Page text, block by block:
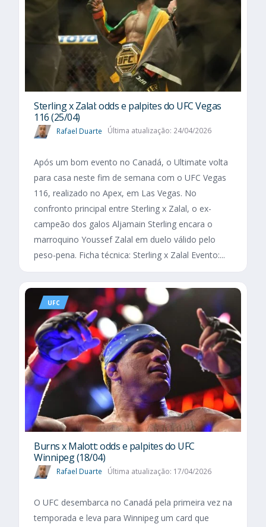
Sterling x Zalal: odds e palpites do UFC Vegas
116 (25/04)
Rafael Duarte Última atualização: 24/04/2026
Após um bom evento no Canadá, o Ultimate volta
para casa neste fim de semana com o UFC Vegas
116, realizado no Apex, em Las Vegas. No
confronto principal entre Sterling x Zalal, o ex-
campeão dos galos Aljamain Sterling encara o
marroquino Youssef Zalal em duelo válido pelo
peso-pena. Ficha técnica: Sterling x Zalal Evento:...
UFC
Burns x Malott: odds e palpites do UFC
Winnipeg (18/04)
Rafael Duarte Última atualização: 17/04/2026
O UFC desembarca no Canadá pela primeira vez na
temporada e leva para Winnipeg um card que